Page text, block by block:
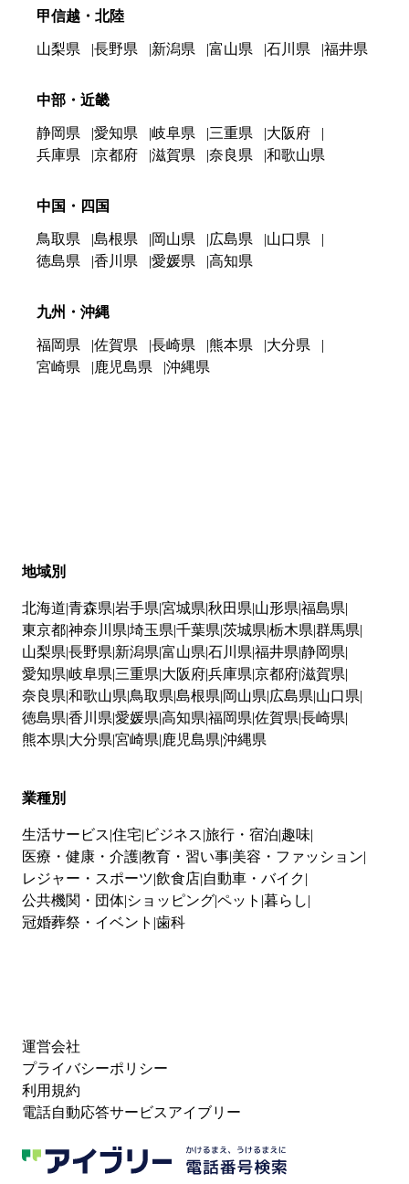
甲信越・北陸
山梨県 長野県 新潟県 富山県 石川県 福井県
中部・近畿
静岡県 愛知県 岐阜県 三重県
大阪府
兵庫県
京都府 滋賀県 奈良県 和歌山県
中国・四国
鳥取県 島根県 岡山県 広島県
山口県
徳島県
香川県 愛媛県 高知県
九州・沖縄
福岡県 佐賀県 長崎県 熊本県
大分県
宮崎県
鹿児島県 沖縄県
地域別
北海道 青森県 岩手県 宮城県 秋田県 山形県 福島県
東京都神奈川県 埼玉県 千葉県 茨城県 栃木県 群馬県
山梨県 長野県 新潟県 富山県 石川県 福井県 静岡県
愛知県 岐阜県 三重県 大阪府兵庫県 京都府滋賀県
奈良県 和歌山県 鳥取県 島根県 岡山県 広島県 山口県
徳島県 香川県 愛媛県 高知県 福岡県 佐賀県 長崎県
熊本県 大分県 宮崎県 鹿児島県 沖縄県
業種別
生活サービス 住宅 ビジネス 旅行・宿泊 趣味
医療・健康・介護教育・習い事 美容・ファッション
レジャー・スポーツ 飲食店 自動車・バイク
公共機関・団体 ショッピングペット 暮らし
冠婚葬祭・イベント 歯科
運営会社
プライバシーポリシー
利用規約
電話自動応答サービスアイブリー